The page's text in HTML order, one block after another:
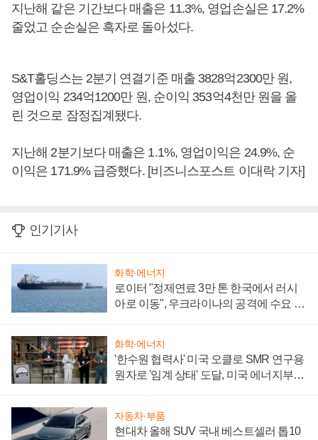
지난해 같은 기간보다 매출은 11.3%, 영업손실은 17.2%
줄었고 순손실은 흑자로 돌아섰다.
S&T홀딩스는 2분기 연결기준 매출 3828억2300만 원,
영업이익 234억1200만 원, 순이익 353억4천만 원을 올
린 것으로 잠정집계됐다.
지난해 2분기보다 매출은 1.1%, 영업이익은 24.9%, 순
이익은 171.9% 급증했다. [비즈니스포스트 이대락 기자]
인기기사
화학·에너지
로이터 "정제연료 3만 톤 한국에서 러시
아로 이동", 우크라이나의 공격에 수요 늘
화학·에너지
'한수원 협력사' 미국 오클로 SMR 연구용
원자로 '임계 상태' 도달, 미국 에너지부
자동차·부품
현대차 올해 SUV 국내 베스트셀러 톱10